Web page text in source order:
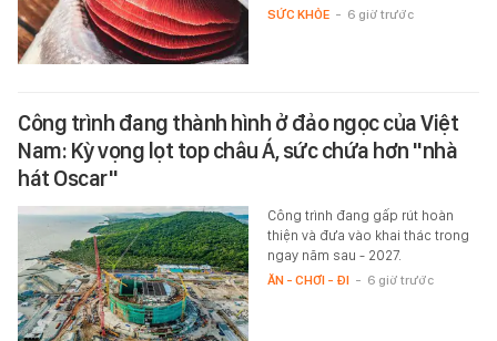
SỨC KHỎE - 6 giờ trước
Công trình đang thành hình ở đảo ngọc của Việt
Nam: Kỳ vọng lọt top châu Á, sức chứa hơn "nhà
hát Oscar"
Công trình đang gấp rút hoàn
thiện và đưa vào khai thác trong
ngay năm sau - 2027.
ĂN - CHƠI - ĐI - 6 giờ trước